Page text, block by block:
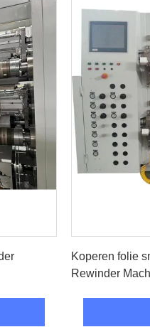
Koperen folie
Rewinder